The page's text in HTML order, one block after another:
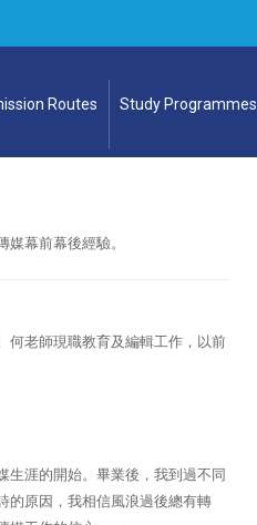
Routes Study Programmes
幕前幕後經驗。
何老師現職教育及編輯工作，以前
生涯的開始。畢業後，我到過不同
的原因，我相信風浪過後總有轉